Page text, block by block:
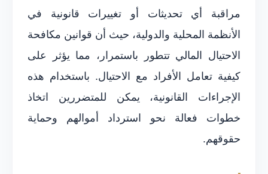
مراقبة أي تحديثات أو تغييرات قانونية في
الأنظمة المحلية والدولية، حيث أن قوانين مكافحة
الاحتيال المالي تتطور باستمرار، مما يؤثر على
كيفية تعامل الأفراد مع الاحتيال. باستخدام هذه
الإجراءات القانونية، يمكن للمتضررين اتخاذ
خطوات فعالة نحو استرداد أموالهم وحماية
حقوقهم.